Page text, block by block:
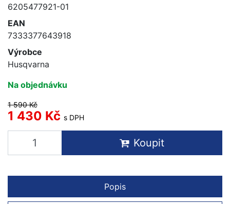
6205477921-01
EAN
7333377643918
Výrobce
Husqvarna
Na objednávku
1 590 Kč
1 430 Kč s DPH
Koupit
Popis